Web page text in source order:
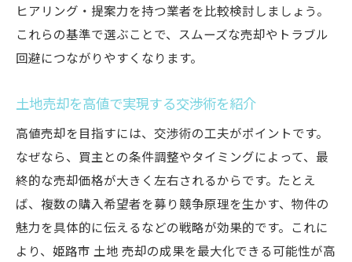
ヒアリング・提案力を持つ業者を比較検討しましょう。
これらの基準で選ぶことで、スムーズな売却やトラブル
回避につながりやすくなります。
土地売却を高値で実現する交渉術を紹介
高値売却を目指すには、交渉術の工夫がポイントです。
なぜなら、買主との条件調整やタイミングによって、最
終的な売却価格が大きく左右されるからです。たとえ
ば、複数の購入希望者を募り競争原理を生かす、物件の
魅力を具体的に伝えるなどの戦略が効果的です。これに
より、姫路市 土地 売却の成果を最大化できる可能性が高